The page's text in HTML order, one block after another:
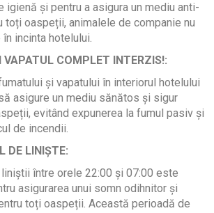
igienă și pentru a asigura un mediu anti-
toți oaspeții, animalele de companie nu
incinta hotelului.
VAPATUL COMPLET INTERZIS!:
și vapatului în interiorul hotelului
asigure un mediu sănătos și sigur
evitând expunerea la fumul pasiv și
de incendii.
DE LINIȘTE:
între orele 22:00 și 07:00 este
asigurarea unui somn odihnitor și
toți oaspeții. Această perioadă de